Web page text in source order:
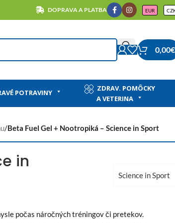
DOPRAVA A PLATBA EUR
0,00€
POTRAVINY
ZDRAV. POMÔCKY
A VETERINA
/Beta Fuel Gel + Nootropiká – Science in Sport
in
Science in Sport
počas náročných tréningov či pretekov.